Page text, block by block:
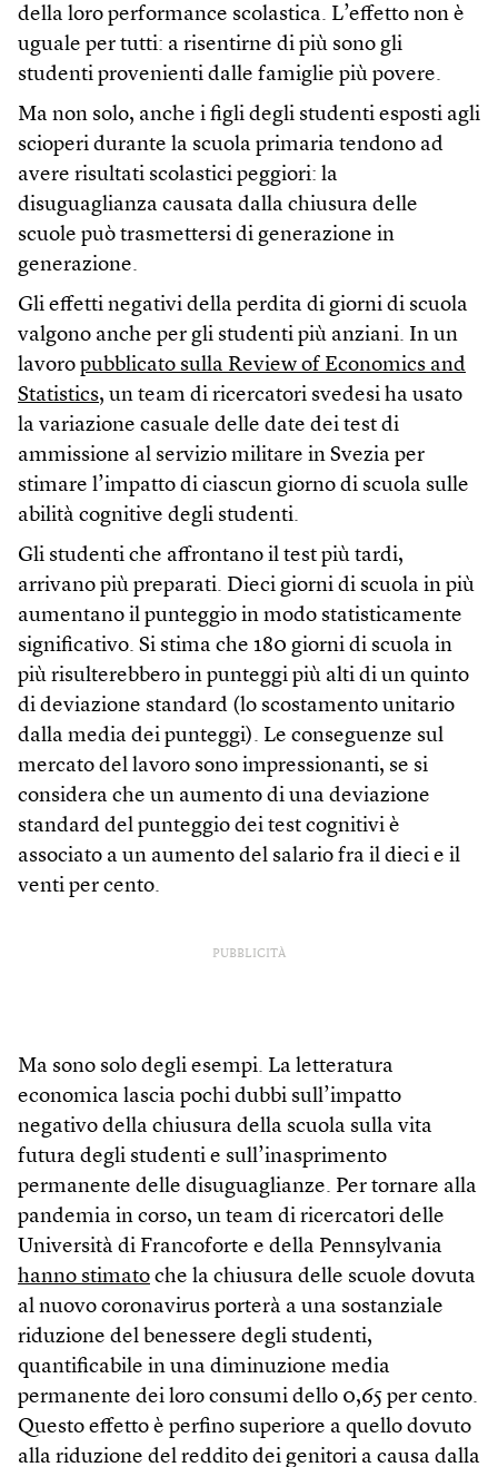
della loro performance scolastica. L’effetto non è
uguale per tutti: a risentirne di più sono gli
studenti provenienti dalle famiglie più povere.
Ma non solo, anche i figli degli studenti esposti agli
scioperi durante la scuola primaria tendono ad
avere risultati scolastici peggiori: la
disuguaglianza causata dalla chiusura delle
scuole può trasmettersi di generazione in
generazione.
Gli effetti negativi della perdita di giorni di scuola
valgono anche per gli studenti più anziani. In un
lavoro pubblicato sulla Review of Economics and
Statistics, un team di ricercatori svedesi ha usato
la variazione casuale delle date dei test di
ammissione al servizio militare in Svezia per
stimare l’impatto di ciascun giorno di scuola sulle
abilità cognitive degli studenti.
Gli studenti che affrontano il test più tardi,
arrivano più preparati. Dieci giorni di scuola in più
aumentano il punteggio in modo statisticamente
significativo. Si stima che 180 giorni di scuola in
più risulterebbero in punteggi più alti di un quinto
di deviazione standard (lo scostamento unitario
dalla media dei punteggi). Le conseguenze sul
mercato del lavoro sono impressionanti, se si
considera che un aumento di una deviazione
standard del punteggio dei test cognitivi è
associato a un aumento del salario fra il dieci e il
venti per cento.
PUBBLICITÀ
Ma sono solo degli esempi. La letteratura
economica lascia pochi dubbi sull’impatto
negativo della chiusura della scuola sulla vita
futura degli studenti e sull’inasprimento
permanente delle disuguaglianze. Per tornare alla
pandemia in corso, un team di ricercatori delle
Università di Francoforte e della Pennsylvania
hanno stimato che la chiusura delle scuole dovuta
al nuovo coronavirus porterà a una sostanziale
riduzione del benessere degli studenti,
quantificabile in una diminuzione media
permanente dei loro consumi dello 0,65 per cento.
Questo effetto è perfino superiore a quello dovuto
alla riduzione del reddito dei genitori a causa dalla